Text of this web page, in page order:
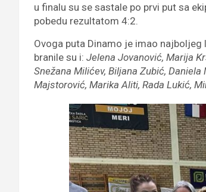
u finalu su se sastale po prvi put sa
pobedu rezultatom 4:2.
Ovoga puta Dinamo je imao najboljeg
branile su i: Jelena Jovanović, Marija
Snežana Milićev, Biljana Zubić,
Majstorović, Marika Aliti, Rada Lukić,